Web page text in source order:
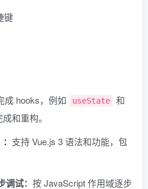
键
成 hooks，例如 useState 和
和重构。
支持 Vue.js 3 语法和功能，包
试： 按 JavaScript 作用域逐步